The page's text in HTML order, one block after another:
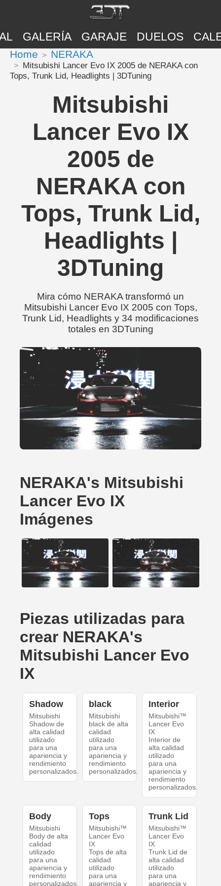
GALERÍA GARAJE DUELOS
Home NERAKA
Mitsubishi Lancer Evo IX 2005 de NERAKA con
Tops, Trunk Lid, Headlights | 3DTuning
Mitsubishi
Lancer Evo IX
2005 de
NERAKA con
Tops, Trunk Lid,
Headlights |
3DTuning
Mira cómo NERAKA transformó un
Mitsubishi Lancer Evo IX 2005 con Tops,
Trunk Lid, Headlights y 34 modificaciones
totales en 3DTuning
NERAKA's Mitsubishi
Lancer Evo IX
Imágenes
Piezas utilizadas para
crear NERAKA's
Mitsubishi Lancer Evo
IX
Shadow
Mitsubishi
Shadow de
alta calidad
utilizado
para una
apariencia y
rendimiento
personalizados.
black
Mitsubishi
black de alta
calidad
utilizado
para una
apariencia y
rendimiento
personalizados.
Interior
Mitsubishi™
Lancer Evo
IX
Interior de
alta calidad
utilizado
para una
apariencia y
rendimiento
personalizados.
Body
Mitsubishi
Body de alta
calidad
utilizado
para una
apariencia y
rendimiento
personalizados.
Tops
Mitsubishi™
Lancer Evo
IX
Tops de alta
calidad
utilizado
para una
apariencia y
Trunk Lid
Mitsubishi™
Lancer Evo
IX
Trunk Lid de
alta calidad
utilizado
para una
apariencia y